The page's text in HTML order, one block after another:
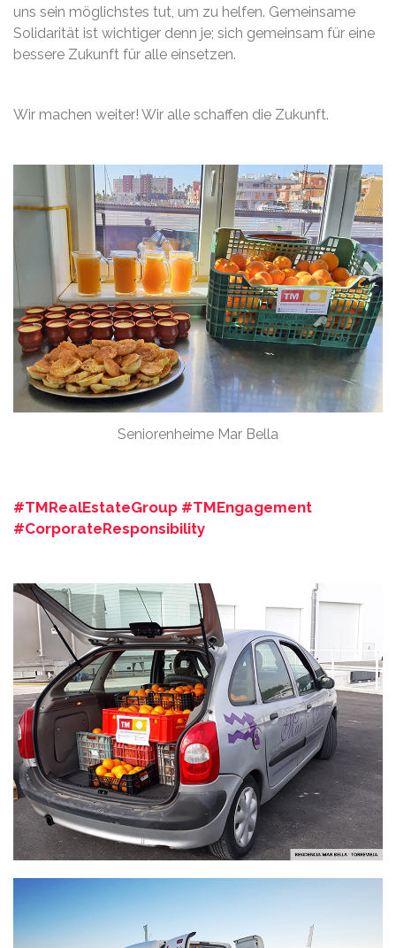
uns sein möglichstes tut, um zu helfen. Gemeinsame
Solidarität ist wichtiger denn je; sich gemeinsam für eine
bessere Zukunft für alle einsetzen.
Wir machen weiter! Wir alle schaffen die Zukunft.
Seniorenheime Mar Bella
#TMRealEstateGroup #TMEngagement
#CorporateResponsibility